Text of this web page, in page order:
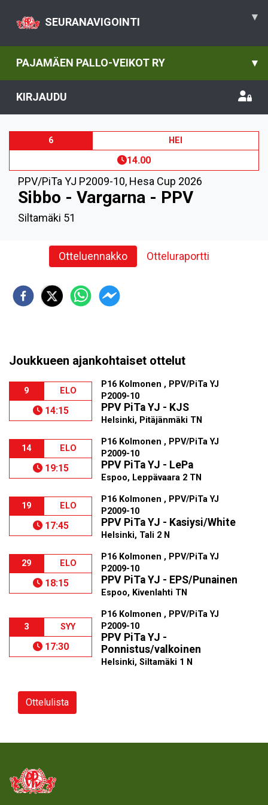
SEURANAVIGOINTI ▾
PAJAMÄEN PALLO-VEIKOT RY ▾
KIRJAUDU
6 HEI
14.00
PPV/PiTa YJ P2009-10, Hesa Cup 2026
Sibbo - Vargarna - PPV
Siltamäki 51
Otteluennakko Otteluraportti
Joukkueen ajankohtaiset ottelut
9 ELO
14:15
P16 Kolmonen , PPV/PiTa YJ
P2009-10
PPV PiTa YJ - KJS
Helsinki, Pitäjänmäki TN
14 ELO
19:15
P16 Kolmonen , PPV/PiTa YJ
P2009-10
PPV PiTa YJ - LePa
Espoo, Leppävaara 2 TN
19 ELO
17:45
P16 Kolmonen , PPV/PiTa YJ
P2009-10
PPV PiTa YJ - Kasiysi/White
Helsinki, Tali 2 N
29 ELO
18:15
P16 Kolmonen , PPV/PiTa YJ
P2009-10
PPV PiTa YJ - EPS/Punainen
Espoo, Kivenlahti TN
3 SYY
17:30
P16 Kolmonen , PPV/PiTa YJ
P2009-10
PPV PiTa YJ -
Ponnistus/valkoinen
Helsinki, Siltamäki 1 N
Ottelulista